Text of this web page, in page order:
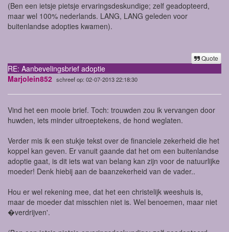
(Ben een ietsje pietsje ervaringsdeskundige; zelf geadopteerd,
maar wel 100% nederlands. LANG, LANG geleden voor
buitenlandse adopties kwamen).
Quote
RE: Aanbevelingsbrief adoptie
Marjolein852 schreef op: 02-07-2013 22:18:30
Vind het een mooie brief. Toch: trouwden zou ik vervangen door
huwden, iets minder uitroeptekens, de hond weglaten.
Verder mis ik een stukje tekst over de financiele zekerheid die het
koppel kan geven. Er vanuit gaande dat het om een buitenlandse
adoptie gaat, is dit iets wat van belang kan zijn voor de natuurlijke
moeder! Denk hiebij aan de baanzekerheid van de vader..
Hou er wel rekening mee, dat het een christelijk weeshuis is,
maar de moeder dat misschien niet is. Wel benoemen, maar niet
�verdrijven'.